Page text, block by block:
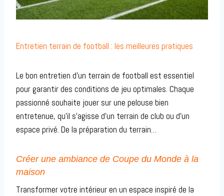
Entretien terrain de football : les meilleures pratiques
Le bon entretien d’un terrain de football est essentiel
pour garantir des conditions de jeu optimales. Chaque
passionné souhaite jouer sur une pelouse bien
entretenue, qu’il s’agisse d’un terrain de club ou d’un
espace privé. De la préparation du terrain…
Créer une ambiance de Coupe du Monde à la
maison
Transformer votre intérieur en un espace inspiré de la